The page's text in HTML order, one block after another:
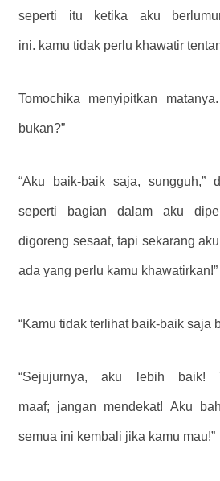
seperti itu ketika aku
ini. kamu tidak perlu khawatir
Tomochika menyipitkan
bukan?”
“Aku baik-baik saja, sungguh,”
seperti bagian dalam aku
digoreng sesaat, tapi sekarang
ada yang perlu kamu khawatirkan!”
“Kamu tidak terlihat baik-baik saja
“Sejujurnya, aku lebih baik!
maaf; jangan mendekat! Aku
semua ini kembali jika kamu mau!”